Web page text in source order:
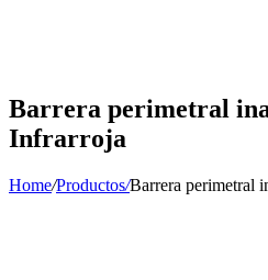
Barrera perimetral
Infrarroja
Home/Productos/Barrera perimetral